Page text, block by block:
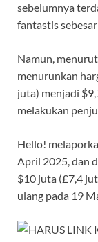
sebelumnya
fantastis
Namun, menurut
menurunkan
juta) menjadi
melakukan
Hello!
April 2025, dan
$10 juta (£7,4
ulang pada 19